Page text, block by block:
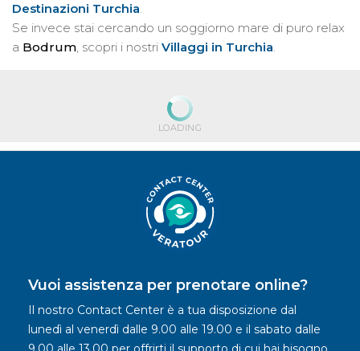
Destinazioni Turchia.
Se invece stai cercando un soggiorno mare di puro relax
a Bodrum, scopri i nostri Villaggi in Turchia.
LOADING
Vuoi assistenza per prenotare online?
Il nostro Contact Center è a tua disposizione dal
lunedì al venerdì dalle 9.00 alle 19.00 e il sabato dalle